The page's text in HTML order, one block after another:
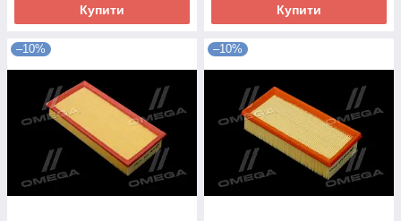
Купити Купити
–10% –10%